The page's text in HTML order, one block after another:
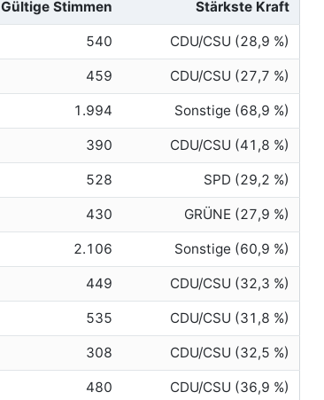
Gültige Stimmen Stärkste Kraft
540 CDU/CSU (28,9 %)
459 CDU/CSU (27,7 %)
1.994 Sonstige (68,9 %)
390 CDU/CSU (41,8 %)
528 SPD (29,2 %)
430 GRÜNE (27,9 %)
2.106 Sonstige (60,9 %)
449 CDU/CSU (32,3 %)
535 CDU/CSU (31,8 %)
308 CDU/CSU (32,5 %)
480 CDU/CSU (36,9 %)